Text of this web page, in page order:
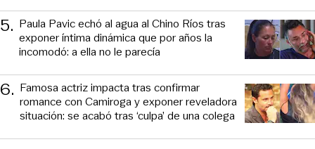
5. Paula Pavic echó al agua al Chino Ríos tras
exponer íntima dinámica que por años la
incomodó: a ella no le parecía
6. Famosa actriz impacta tras confirmar
romance con Camiroga y exponer reveladora
situación: se acabó tras ‘culpa’ de una colega